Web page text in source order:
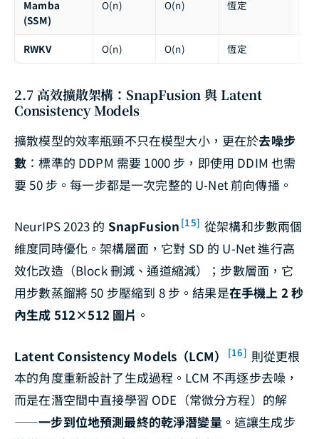
Mamba
(SSM)
O(n) O(n) 恆定
RWKV O(n) O(n) 恆定
2.7 高效擴散架構：SnapFusion 與 Latent
Consistency Models
擴散模型的效率瓶頸不只在模型大小，更在於去噪步
數 ：標準的 DDPM 需要 1000 步，即使用 DDIM 也需
要 50 步。每一步都是一次完整的 U-Net 前向傳播。
NeurIPS 2023 的 SnapFusion [15] 從架構和步數兩個
維度同時優化。架構層面，它對 SD 的 U-Net 進行高
效化改造（Block 刪減、通道縮減）；步數層面，它
用步數蒸餾將 50 步壓縮到 8 步。結果是在手機上 2 秒
內生成 512×512 圖片 。
Latent Consistency Models（LCM） [16] 則從更根
本的角度重新設計了生成過程。LCM 不再逐步去噪，
而是在潛空間中直接學習 ODE（常微分方程）的解
——一步到位地預測最終的乾淨潛變量。這讓生成步